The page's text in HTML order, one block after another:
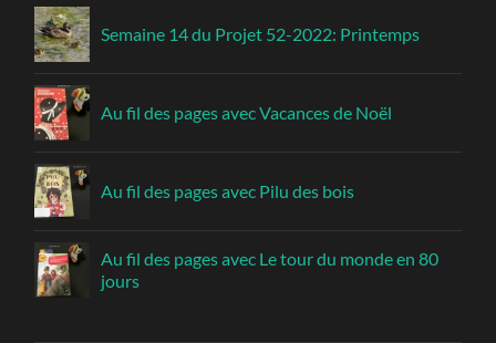
Semaine 14 du Projet 52-2022: Printemps
Au fil des pages avec Vacances de Noël
Au fil des pages avec Pilu des bois
Au fil des pages avec Le tour du monde en 80
jours